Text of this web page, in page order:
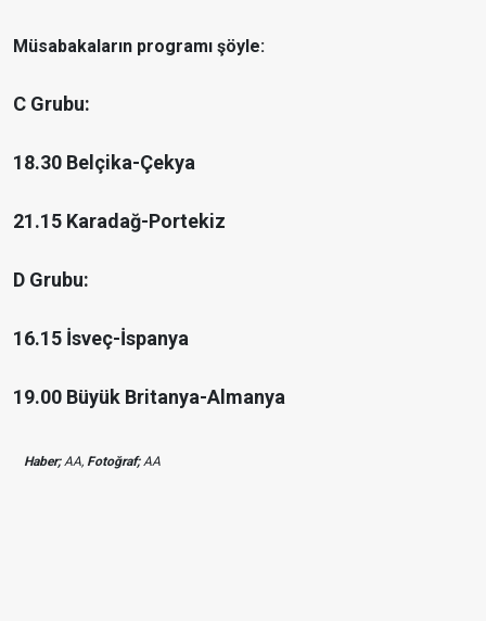
Müsabakaların programı şöyle:
C Grubu:
18.30 Belçika-Çekya
21.15 Karadağ-Portekiz
D Grubu:
16.15 İsveç-İspanya
19.00 Büyük Britanya-Almanya
Haber;AA, Fotoğraf;AA